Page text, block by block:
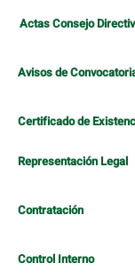
Actas Consejo
Avisos de
Certificado de
Representación Legal
Contratación
Control Interno